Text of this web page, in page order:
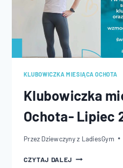
KLUBOWICZKA MIESIĄCA OCHOTA
Klubowiczka
Ochota- Lipiec
Przez Dziewczyny z LadiesGym
CZYTAJ DALEJ KLUBOWICZKA